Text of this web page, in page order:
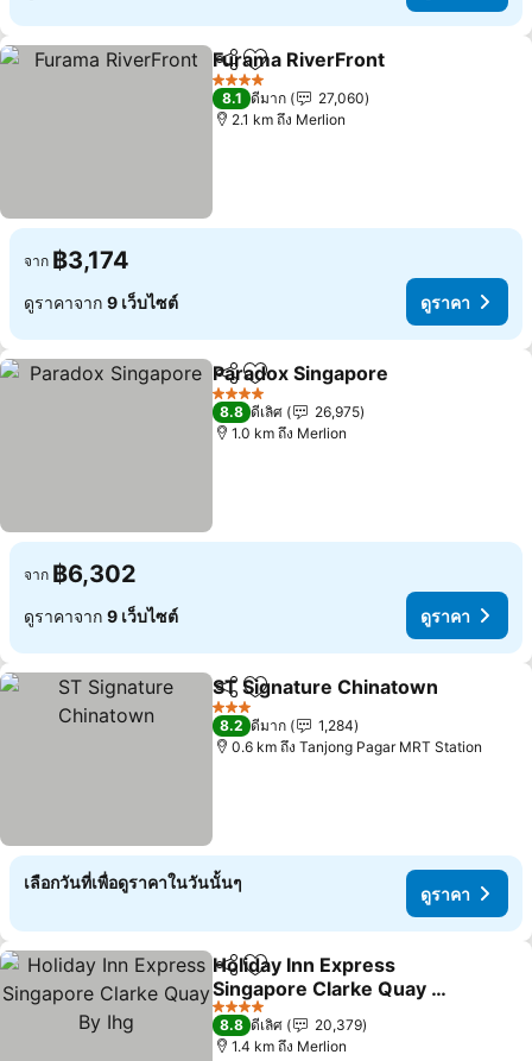
แชร์ เพิ่มในรายการโปรด
Furama RiverFront
4 ดาว
8.1 ดีมาก
27,060
2.1 km ถึง Merlion
จาก ฿3,174
ดูราคาจาก 9 เว็บไซต์ ดูราคา
แชร์ เพิ่มในรายการโปรด
Paradox Singapore
4 ดาว
8.8 ดีเลิศ
26,975
1.0 km ถึง Merlion
จาก ฿6,302
ดูราคาจาก 9 เว็บไซต์ ดูราคา
แชร์ เพิ่มในรายการโปรด
ST Signature Chinatown
3 ดาว
8.2 ดีมาก
1,284
0.6 km ถึง Tanjong Pagar MRT Station
เลือกวันที่เพื่อดูราคาในวันนั้นๆ
ดูราคา
แชร์ เพิ่มในรายการโปรด
Holiday Inn Express
Singapore Clarke Quay By
Ihg
4 ดาว
8.8 ดีเลิศ
20,379
1.4 km ถึง Merlion